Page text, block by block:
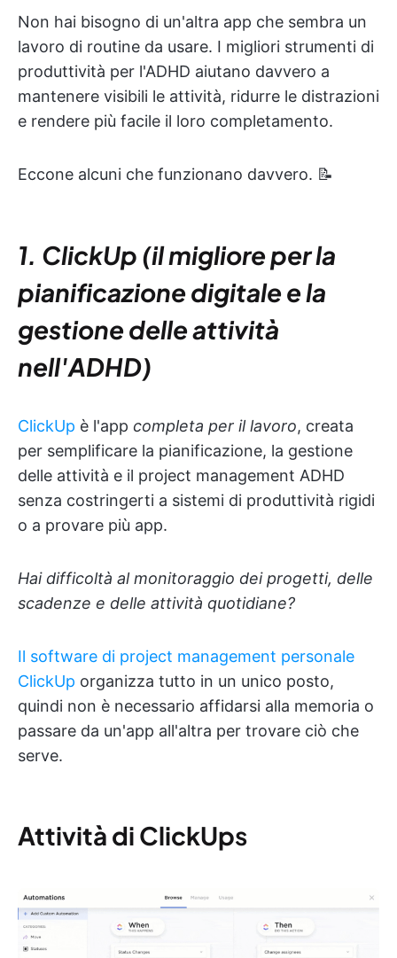
Non hai bisogno di un'altra app che sembra un
lavoro di routine da usare. I migliori strumenti di
produttività per l'ADHD aiutano davvero a
mantenere visibili le attività, ridurre le distrazioni
e rendere più facile il loro completamento.
Eccone alcuni che funzionano davvero. 📝
1. ClickUp (il migliore per la
pianificazione digitale e la
gestione delle attività
nell'ADHD)
ClickUp è l'app completa per il lavoro, creata
per semplificare la pianificazione, la gestione
delle attività e il project management ADHD
senza costringerti a sistemi di produttività rigidi
o a provare più app.
Hai difficoltà al monitoraggio dei progetti, delle
scadenze e delle attività quotidiane?
Il software di project management personale
ClickUp organizza tutto in un unico posto,
quindi non è necessario affidarsi alla memoria o
passare da un'app all'altra per trovare ciò che
serve.
Attività di ClickUps